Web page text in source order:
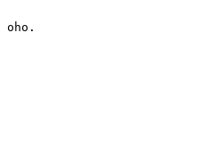
oho.